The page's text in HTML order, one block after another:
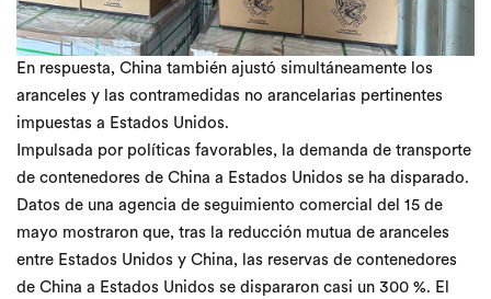
En respuesta, China también ajustó simultáneamente los
aranceles y las contramedidas no arancelarias pertinentes
impuestas a Estados Unidos.
Impulsada por políticas favorables, la demanda de transporte
de contenedores de China a Estados Unidos se ha disparado.
Datos de una agencia de seguimiento comercial del 15 de
mayo mostraron que, tras la reducción mutua de aranceles
entre Estados Unidos y China, las reservas de contenedores
de China a Estados Unidos se dispararon casi un 300 %. El